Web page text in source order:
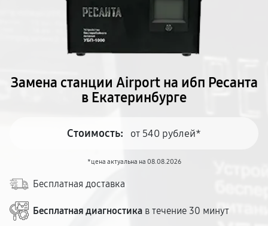
Замена станции Airport на ибп Ресанта
в Екатеринбурге
Стоимость: от 540 рублей*
*цена актуальна на 08.08.2026
Бесплатная доставка
Бесплатная диагностика в течение 30 минут